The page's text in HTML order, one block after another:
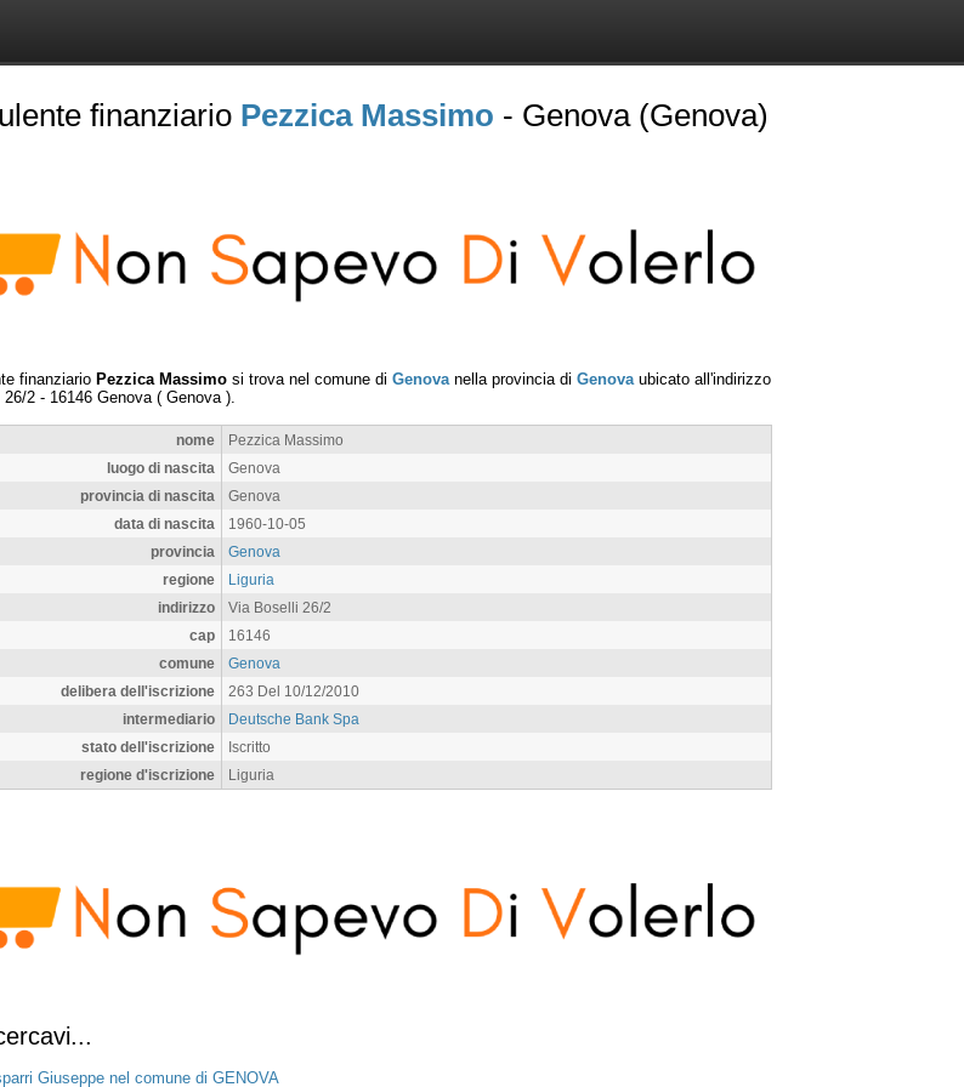
finanziario Pezzica Massimo - Genova (Genova)
finanziario Pezzica Massimo si trova nel comune di Genova nella provincia di Genova ubicato all'indirizzo
26/2 - 16146 Genova ( Genova ).
nome
Pezzica Massimo
luogo di nascita
Genova
provincia di nascita
Genova
data di nascita
1960-10-05
provincia
Genova
regione
Liguria
indirizzo
Via Boselli 26/2
cap
16146
comune
Genova
delibera dell'iscrizione
263 Del 10/12/2010
intermediario
Deutsche Bank Spa
stato dell'iscrizione
Iscritto
regione d'iscrizione
Liguria
Giuseppe nel comune di GENOVA